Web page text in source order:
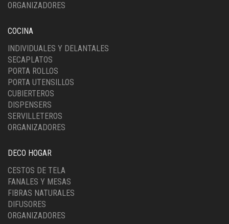
ORGANIZADORES
COCINA
INDIVIDUALES Y DELANTALES
SECAPLATOS
PORTA ROLLOS
PORTA UTENSILLOS
CUBIERTEROS
DISPENSERS
SERVILLETEROS
ORGANIZADORES
DECO HOGAR
CESTOS DE TELA
FANALES Y MESAS
FIBRAS NATURALES
DIFUSORES
ORGANIZADORES